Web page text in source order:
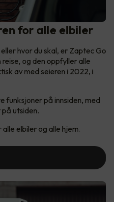
for alle elbiler
hvor du skal, er Zaptec Go
og den oppfyller alle
av med seieren i 2022, i
funksjoner på innsiden, med
utsiden.
elbiler og alle hjem.